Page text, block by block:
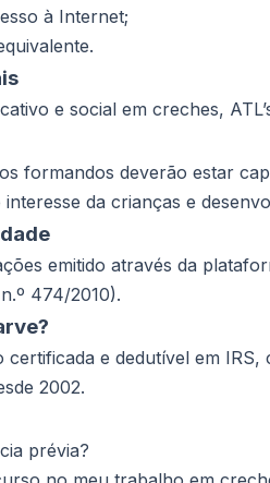
à Internet;
e social em creches,
formandos deverão estar
da crianças e
emitido através da
474/2010).
e dedutível em
2002.
prévia?